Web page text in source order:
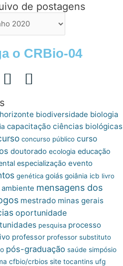
de postagens
o CRBio-04
biodiversidade biologia
capacitação ciências biológicas
concurso público curso
doutorado ecologia educação
especialização evento
genética goiás goiânia icb livro
mensagens dos
mestrado minas gerais
oportunidade
pesquisa processo
professor professor substituto
pós-graduação saúde simpósio
cfbio/crbios site tocantins ufg